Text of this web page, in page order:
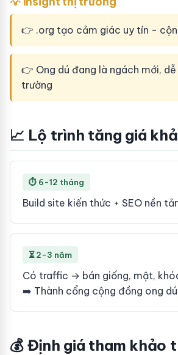
👉 .org tạo cảm giác uy tín -
👉 Ong dú đang là ngách mới,
trường
📈 Lộ trình tăng giá
⏱ 6-12 tháng
Build site kiến thức + SEO nền
⏳ 2-3 năm
Có traffic → bán giống, mật,
➡️ Thành cổng cộng đồng ong
💰 Định giá tham khảo